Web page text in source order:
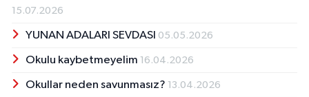
15.07.2026
YUNAN ADALARI SEVDASI 05.05.2026
Okulu kaybetmeyelim 16.04.2026
Okullar neden savunmasız? 13.04.2026